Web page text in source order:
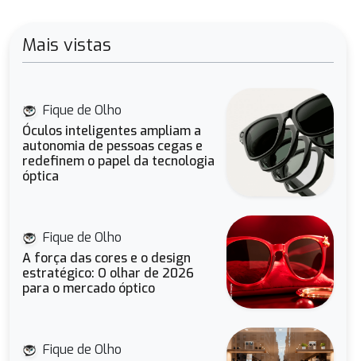
Mais vistas
Fique de Olho
Óculos inteligentes ampliam a
autonomia de pessoas cegas e
redefinem o papel da tecnologia
óptica
Fique de Olho
A força das cores e o design
estratégico: O olhar de 2026
para o mercado óptico
Fique de Olho